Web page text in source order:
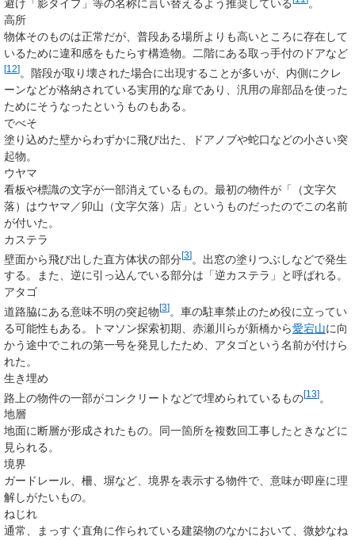
避け「影タイプ」等の名称に言い替えるよう推奨している
。
高所
物体そのものは正常だが、普段ある場所よりも高いところに存在して
いるために違和感をもたらす構造物。二階にある取っ手付のドアなど
[12]。階段が取り壊された場合に出現することが多いが、内側にクレ
ーンなどが格納されている実用的な扉であり、汎用の扉部品を使った
ためにそうなったというものもある。
でべそ
塗り込めた壁からわずかに飛び出た、ドアノブや蛇口などの小さい突
起物。
ウヤマ
看板や標識の文字が一部消えているもの。最初の物件が「（文字欠
落）はウヤマ／卯山（文字欠落）店」というものだったのでこの名前
が付いた。
カステラ
壁面から飛び出した直方体状の部分[3]
。出窓の塗りつぶしなどで発生
する。また、逆に引っ込んでいる部分は「逆カステラ」と呼ばれる。
アタゴ
道路脇にある意味不明の突起物[3] 。車の駐車禁止のため役に立ってい
る可能性もある。トマソン探索初期、赤瀬川らが新橋から愛宕山に向
かう途中でこれの第一号を発見したため、アタゴという名前が付けら
れた。
生き埋め
路上の物件の一部がコンクリートなどで埋められているもの[13]。
地層
地面に断層が形成されたもの。同一箇所を複数回工事したときなどに
見られる。
境界
ガードレール、柵、塀など、境界を表示する物件で、意味が即座に理
解しがたいもの。
ねじれ
通常、まっすぐ直角に作られている建築物のなかにおいて、微妙なね